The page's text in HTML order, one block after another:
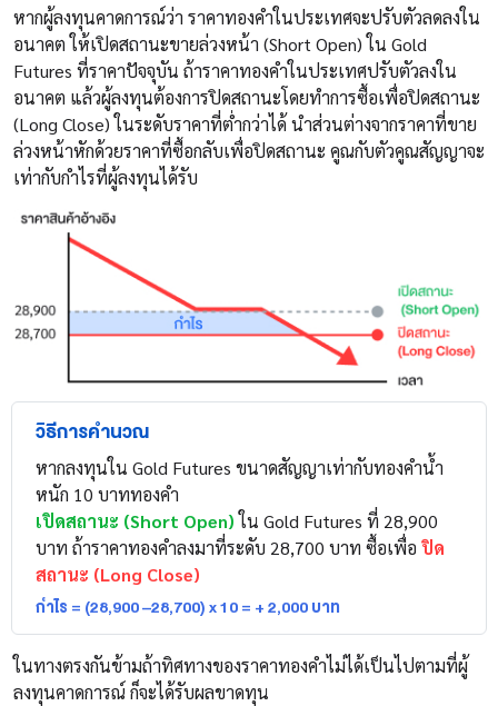
หากผู้ลงทุนคาดการณ์ว่า ราคาทองคำในประเทศจะปรับตัวลดลงใน
อนาคต ให้เปิดสถานะขายล่วงหน้า (Short Open) ใน Gold
Futures ที่ราคาปัจจุบัน ถ้าราคาทองคำในประเทศปรับตัวลงใน
อนาคต แล้วผู้ลงทุนต้องการปิดสถานะโดยทำการซื้อเพื่อปิดสถานะ
(Long Close) ในระดับราคาที่ต่ำกว่าได้ นำส่วนต่างจากราคาที่ขาย
ล่วงหน้าหักด้วยราคาที่ซื้อกลับเพื่อปิดสถานะ คูณกับตัวคูณสัญญาจะ
เท่ากับกำไรที่ผู้ลงทุนได้รับ
วิธีการคำนวณ
หากลงทุนใน Gold Futures ขนาดสัญญาเท่ากับทองคำน้ำ
หนัก 10 บาททองคำ
เปิดสถานะ (Short Open)ใน Gold Futures ที่ 28,900
บาท ถ้าราคาทองคำลงมาที่ระดับ 28,700 บาท ซื้อเพื่อ ปิด
สถานะ (Long Close)
กำไร = (28,900 –28,700) x 10 = + 2,000 บาท
ในทางตรงกันข้ามถ้าทิศทางของราคาทองคำไม่ได้เป็นไปตามที่ผู้
ลงทุนคาดการณ์ ก็จะได้รับผลขาดทุน